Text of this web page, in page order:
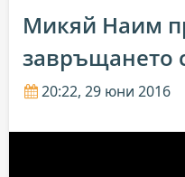
Микяй Наим
завръщането
20:22, 29 юни 2016